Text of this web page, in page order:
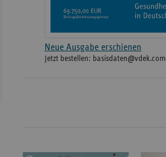
Neue Ausgabe erschienen
Jetzt bestellen: basisdaten@vdek.com